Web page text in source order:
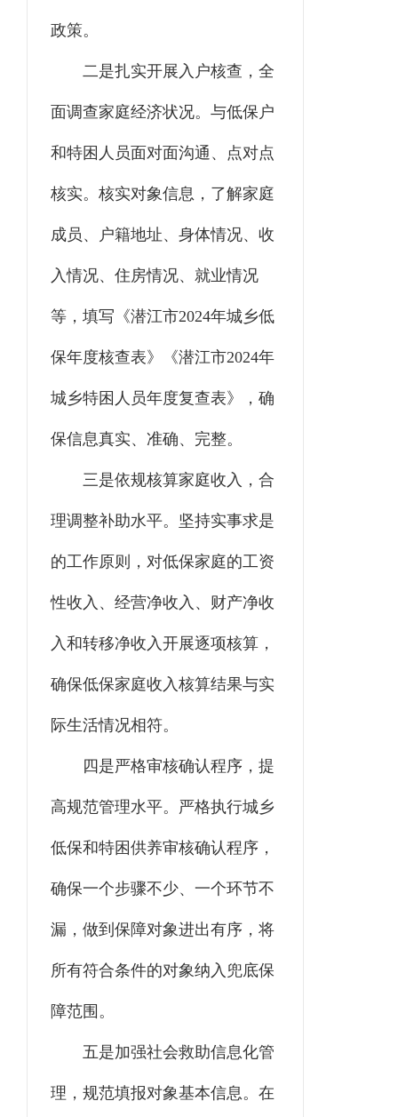
政策。
二是扎实开展入户核查，全
面调查家庭经济状况。与低保户
和特困人员面对面沟通、点对点
核实。核实对象信息，了解家庭
成员、户籍地址、身体情况、收
入情况、住房情况、就业情况
等，填写《潜江市2024年城乡低
保年度核查表》《潜江市2024年
城乡特困人员年度复查表》，确
保信息真实、准确、完整。
三是依规核算家庭收入，合
理调整补助水平。坚持实事求是
的工作原则，对低保家庭的工资
性收入、经营净收入、财产净收
入和转移净收入开展逐项核算，
确保低保家庭收入核算结果与实
际生活情况相符。
四是严格审核确认程序，提
高规范管理水平。严格执行城乡
低保和特困供养审核确认程序，
确保一个步骤不少、一个环节不
漏，做到保障对象进出有序，将
所有符合条件的对象纳入兜底保
障范围。
五是加强社会救助信息化管
理，规范填报对象基本信息。在